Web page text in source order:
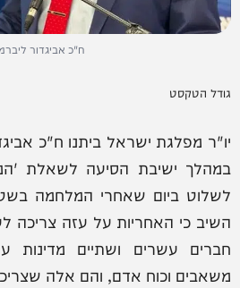
ח"כ אביגדור
גודל הטקסט
יו"ר מפלגת ישראל ביתנו ח"כ
במהלך ישיבת הסיעה לשאלת
לשלוט ביום שאחרי המלחמה
השיב כי האחריות על עזה צריכה
חברים עשרים ושתיים
משאבים וכוח אדם, והם אלה